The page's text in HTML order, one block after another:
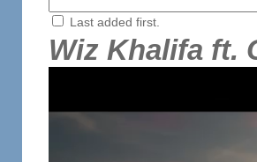
Last added first.
Wiz Khalifa ft.